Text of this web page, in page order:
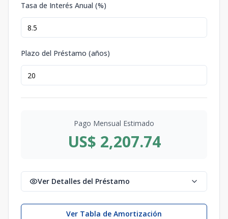
Tasa de Interés Anual (%)
Plazo del Préstamo (años)
Pago Mensual Estimado
US$ 2,207.74
Ver Detalles del Préstamo
Ver Tabla de Amortización